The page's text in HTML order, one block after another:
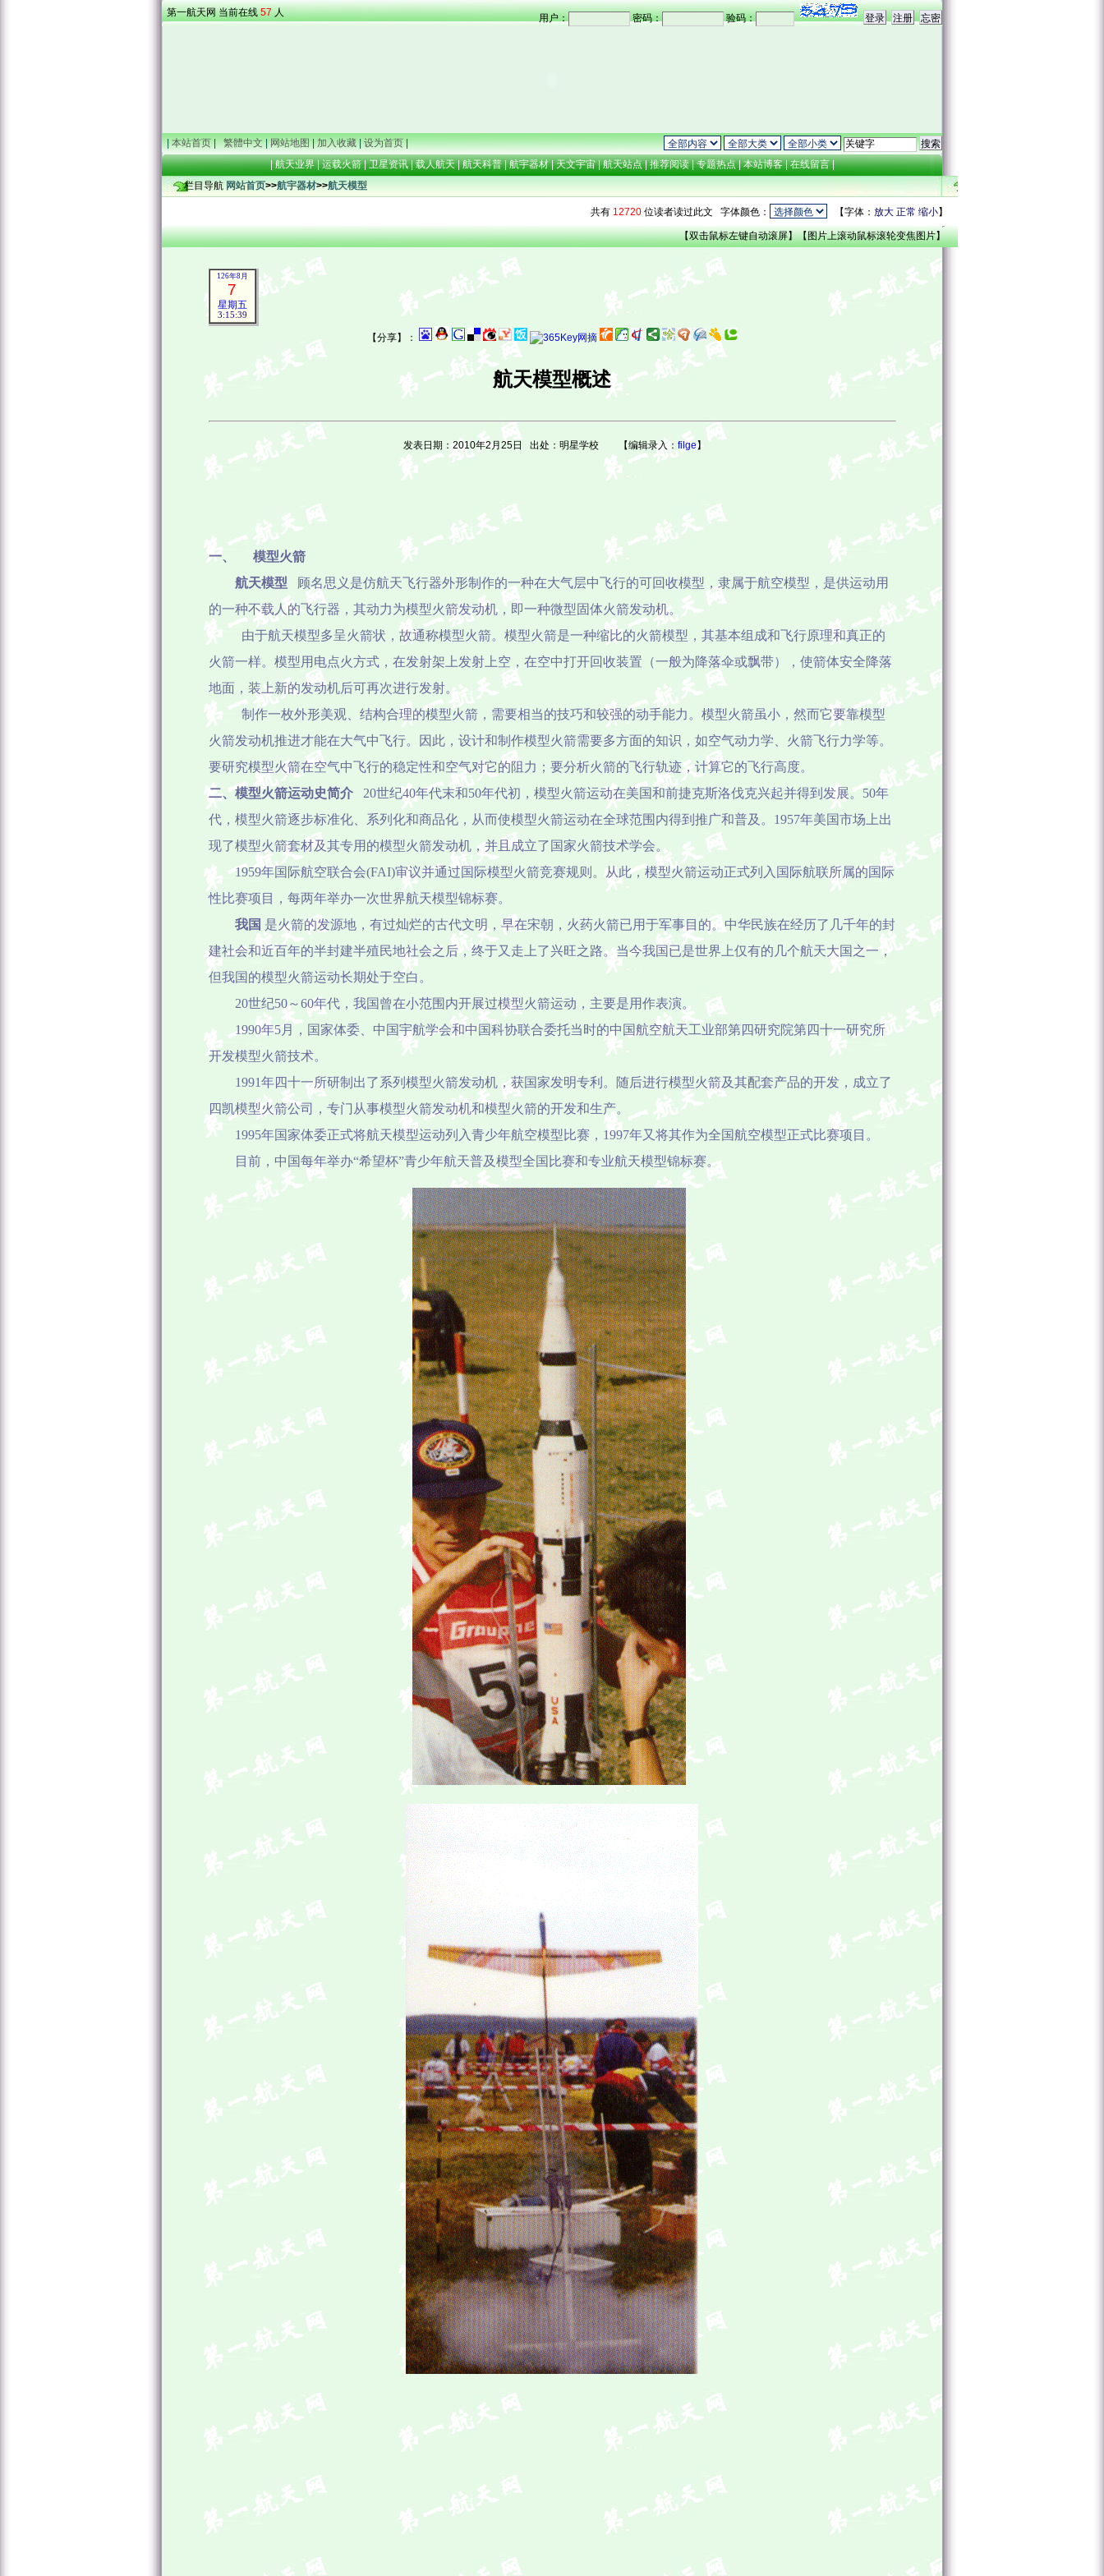
第一航天网 当前在线 57 人 用户： 密码： 验码：
| 本站首页 | 繁體中文 | 网站地图 | 加入收藏 | 设为首页 |
| 航天业界| 运载火箭| 卫星资讯| 载人航天| 航天科普| 航宇器材| 天文宇宙| 航天站点|推荐阅读|专题热点|本站博客|在线留言|
栏目导航 网站首页>>航宇器材>>航天模型
共有 12720 位读者读过此文 字体颜色： 【字体： 放大 正常 缩小】
【双击鼠标左键自动滚屏】【图片上滚动鼠标滚轮变焦图片】
126年8月
7
星期五
3:15:41
【分享】：
航天模型概述
发表日期：2010年2月25日 出处：明星学校 【编辑录入： filge】
一、
模型火箭
航天模型
顾名思义是仿航天飞行器外形制作的一种在大气层中飞行的可回收模型，隶属于航空模型，是供运动用
的一种不载人的飞行器，其动力为模型火箭发动机，即一种微型固体火箭发动机。
由于航天模型多呈火箭状，故通称模型火箭。 模型火箭是一种缩比的火箭模型，其基本组成和飞行原理和真正的
火箭一样。模型用电点火方式，在发射架上发射上空，在空中打开回收装置（一般为降落伞或飘带），使箭体安全降落
地面，装上新的发动机后可再次进行发射。
制作一枚外形美观、结构合理的模型火箭，需要相当的技巧和较强的动手能力。 模型火箭虽小，然而它要靠模型
火箭发动机推进才能在大气中飞行。因此，设计和制作模型火箭需要多方面的知识，如空气动力学、火箭飞行力学等。
要研究模型火箭在空气中飞行的稳定性和空气对它的阻力；要分析火箭的飞行轨迹，计算它的飞行高度。
二、模型火箭运动史简介 20世纪40年代末和50年代初，模型火箭运动在美国和前捷克斯洛伐克兴起并得到发展。50年
代，模型火箭逐步标准化、系列化和商品化，从而使模型火箭运动在全球范围内得到推广和普及。 1957年美国市场上出
现了模型火箭套材及其专用的模型火箭发动机，并且成立了国家火箭技术学会。
1959年国际航空联合会(FAI)审议并通过国际模型火箭竞赛规则。从此，模型火箭运动正式列入国际航联所属的国际
性比赛项目，每两年举办一次世界航天模型锦标赛。
我国 是火箭的发源地，有过灿烂的古代文明，早在宋朝，火药火箭已用于军事目的。中华民族在经历了几千年的封
建社会和近百年的半封建半殖民地社会之后，终于又走上了兴旺之路。当今我国已是世界上仅有的几个航天大国之一，
但我国的模型火箭运动长期处于空白。
20世纪50～60年代，我国曾在小范围内开展过模型火箭运动，主要是用作表演。
1990年5月，国家体委、中国宇航学会和中国科协联合委托当时的中国航空航天工业部第四研究院第四十一研究所
开发模型火箭技术。
1991年四十一所研制出了系列模型火箭发动机，获国家发明专利。随后进行模型火箭及其配套产品的开发，成立了
四凯模型火箭公司，专门从事模型火箭发动机和模型火箭的开发和生产。
1995年国家体委正式将航天模型运动列入青少年航空模型比赛，1997年又将其作为全国航空模型正式比赛项目。
目前，中国每年举办“希望杯”青少年航天普及模型全国比赛和专业航天模型锦标赛。